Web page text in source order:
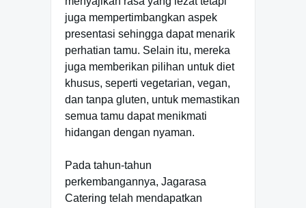
juga mempertimbangkan aspek
presentasi sehingga dapat menarik
perhatian tamu. Selain itu, mereka
juga memberikan pilihan untuk diet
khusus, seperti vegetarian, vegan,
dan tanpa gluten, untuk memastikan
semua tamu dapat menikmati
hidangan dengan nyaman.
Pada tahun-tahun
perkembangannya, Jagarasa
Catering telah mendapatkan